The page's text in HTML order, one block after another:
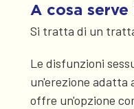
A cosa
Si tratta di un
Le disfunzioni
un'erezione adatta
offre un'opzione